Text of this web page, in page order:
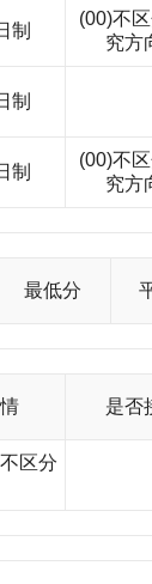
术氛围，每年
多样、丰富多
校园歌手大赛等
为学生营造了团
5年来，学生
演讲大赛、数学
教育的需要，
制
(00)不
究方
制
制
(00)不
究方
最低分
是否
区分